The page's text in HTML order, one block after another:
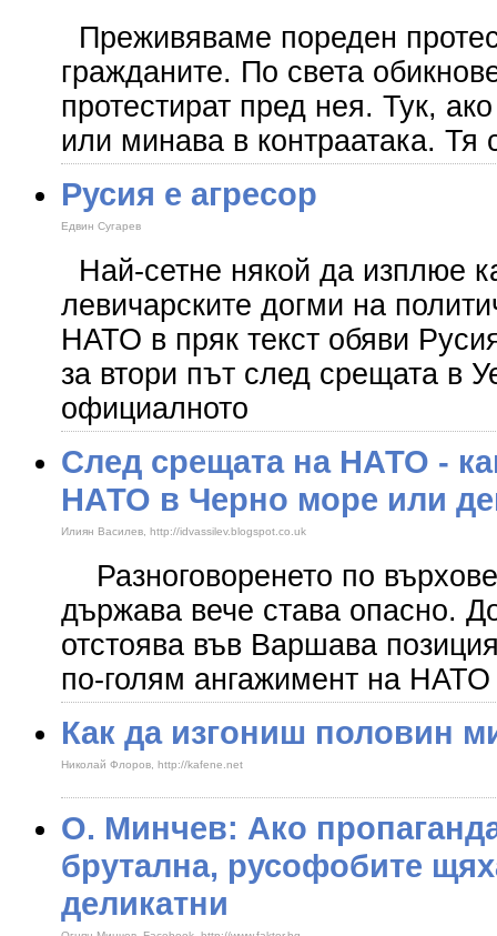
Преживяваме пореден
гражданите. По света
протестират пред нея. Тук,
или минава в контраатака.
Русия е агресор
Едвин Сугарев
Най-сетне някой да изплюе
левичарските догми на
НАТО в пряк текст обяви
за втори път след срещата в
официалното
След срещата на НАТО -
НАТО в Черно море или
Илиян Василев, http://idvassilev.blogspot.co.uk
Разноговоренето по
държава вече става опасно.
отстоява във Варшава
по-голям ангажимент на
Как да изгониш половин
Николай Флоров, http://kafene.net
О. Минчев: Ако
брутална, русофобите
деликатни